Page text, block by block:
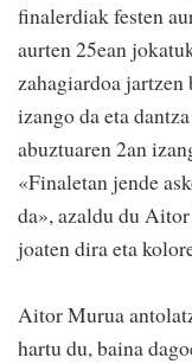
finalerdiak festen
aurten 25ean
zahagiardoa
izango da eta
abuztuaren 2an
«Finaletan jende
da», azaldu du
joaten dira eta
Aitor Murua
hartu du, baina